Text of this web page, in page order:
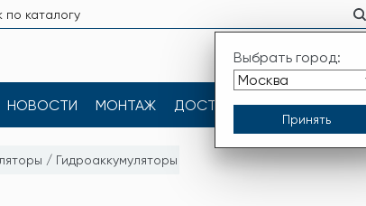
Выбрать город:
НОВОСТИ МОНТАЖ ДОСТАВКА КОНТАКТЫ
/ Гидроаккумуляторы